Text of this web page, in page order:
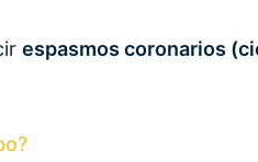
espasmos coronarios